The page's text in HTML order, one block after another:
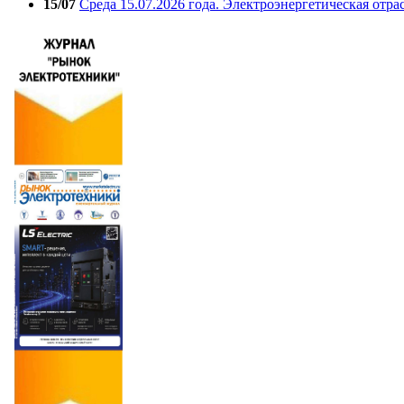
15/07 Среда 15.07.2026 года. Электроэнергетическая